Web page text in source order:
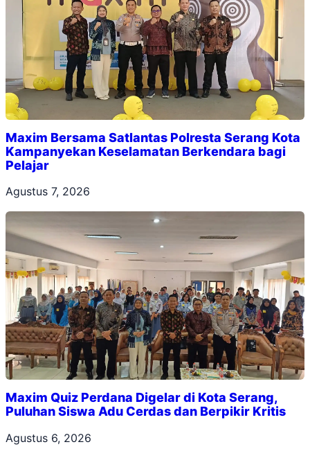
Maxim Bersama Satlantas Polresta Serang Kota
Kampanyekan Keselamatan Berkendara bagi
Pelajar
Agustus 7, 2026
Maxim Quiz Perdana Digelar di Kota Serang,
Puluhan Siswa Adu Cerdas dan Berpikir Kritis
Agustus 6, 2026